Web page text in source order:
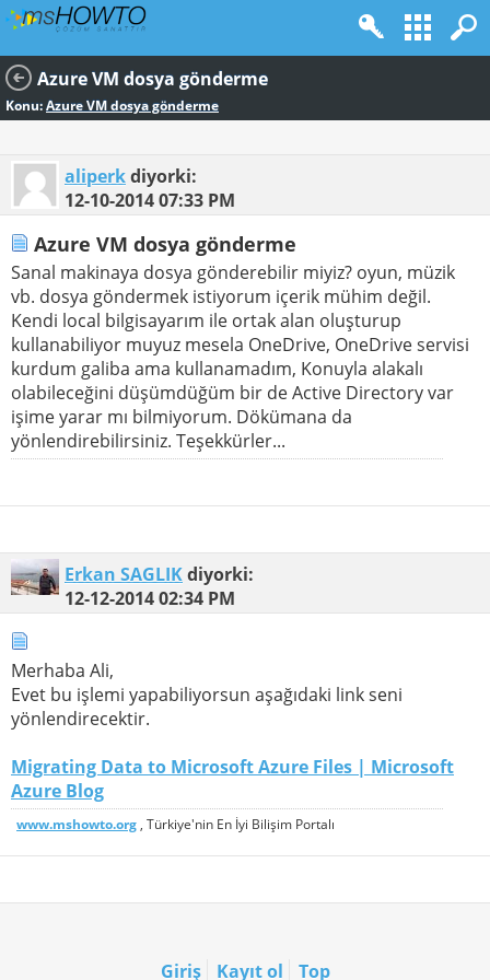
Azure VM dosya gönderme
Konu:Azure VM dosya gönderme
aliperkdiyorki:
12-10-201407:33 PM
Azure VM dosya gönderme
Sanal makinaya dosya gönderebilir miyiz? oyun, müzik
vb. dosya göndermek istiyorum içerik mühim değil.
Kendi local bilgisayarım ile ortak alan oluşturup
kullanabiliyor muyuz mesela OneDrive, OneDrive servisi
kurdum galiba ama kullanamadım, Konuyla alakalı
olabileceğini düşümdüğüm bir de Active Directory var
işime yarar mı bilmiyorum. Dökümana da
yönlendirebilirsiniz. Teşekkürler...
Erkan SAGLIKdiyorki:
12-12-201402:34 PM
Merhaba Ali,
Evet bu işlemi yapabiliyorsun aşağıdaki link seni
yönlendirecektir.
Migrating Data to Microsoft Azure Files | Microsoft
Azure Blog
www.mshowto.org , Türkiye'nin En İyi Bilişim Portalı
Giriş Kayıt ol Top